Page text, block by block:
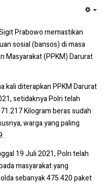
Prabowo memastikan
sosial (bansos) di masa
Masyarakat (PPKM) Darurat
kali diterapkan PPKM Darurat
setidaknya Polri telah
Kilogram beras sudah
warga yang paling
19 Juli 2021, Polri telah
masyarakat yang
sebanyak 475.420 paket